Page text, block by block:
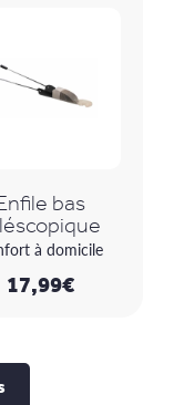
bas
à domicile
17,99€